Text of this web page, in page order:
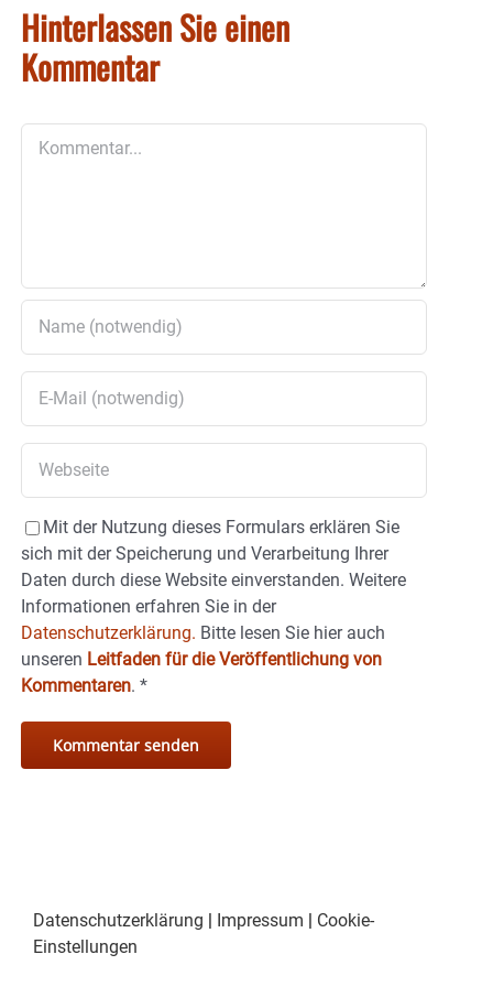
Hinterlassen Sie einen
Kommentar
Mit der Nutzung dieses Formulars erklären Sie
sich mit der Speicherung und Verarbeitung Ihrer
Daten durch diese Website einverstanden. Weitere
Informationen erfahren Sie in der
Datenschutzerklärung. Bitte lesen Sie hier auch
unseren Leitfaden für die Veröffentlichung von
Kommentaren. *
Datenschutzerklärung | Impressum | Cookie-
Einstellungen